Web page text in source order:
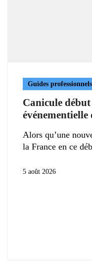
Guides professionnels
Canicule
événementielle
Alors qu’une
la France en ce
5 août 2026